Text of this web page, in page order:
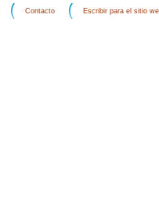
Contacto Escribir para el sitio